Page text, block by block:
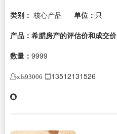
类别： 核心产品 单位： 只
产品：希腊房产的评估价和成交价
数量： 9999
xfs93006 13512131526